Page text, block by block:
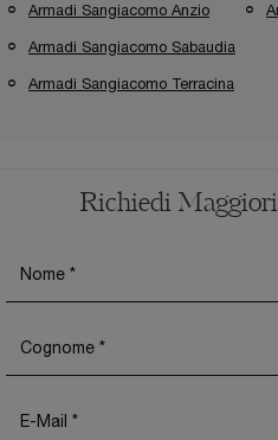
Armadi Sangiacomo Anzio
Armadi Sangiacomo Sabaudia
Armadi Sangiacomo Terracina
Richiedi